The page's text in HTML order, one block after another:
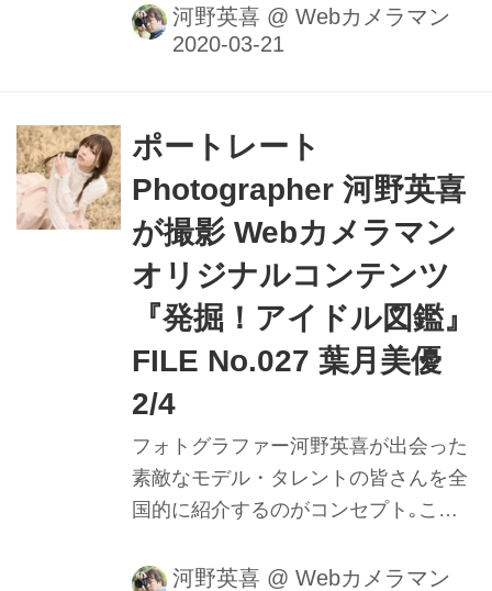
インダー内の様子を垣間見ることがで
きるのはもちろん､週替わりの撮影小
モデルの動きに合わせてフレームをキ
メる様子を堪能しよう。
河野英喜 @ Webカメラマン
ポートレート
Photographer 河野英喜
が撮影 Webカメラマン
オリジナルコンテンツ
『発掘！アイドル図鑑』
FILE No.027 葉月美優
2/4
フォトグラファー河野英喜が出会った
素敵なモデル・タレントの皆さんを全
国的に紹介するのがコンセプト｡ここ
インダー内の様子を垣間見ることがで
河野英喜 @ Webカメラマン